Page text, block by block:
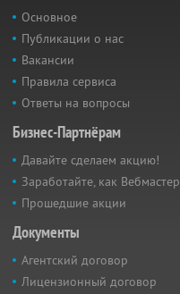
Основное
Публикации о нас
Вакансии
Правила сервиса
Ответы на вопросы
Бизнес-Партнёрам
Давайте сделаем акцию!
Заработайте, как Вебмастер
Прошедшие акции
Документы
Агентский договор
Лицензионный договор